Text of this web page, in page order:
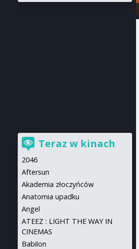
Teraz w kinach
2046
Aftersun
Akademia złoczyńców
Anatomia upadku
Angel
ATEEZ : LIGHT THE WAY IN
CINEMAS
Babilon